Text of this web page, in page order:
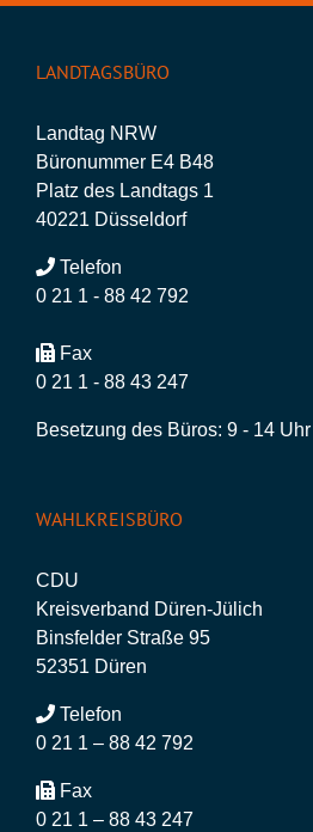
LANDTAGSBÜRO
Landtag NRW
Büronummer E4 B48
Platz des Landtags 1
40221 Düsseldorf
Telefon
0 21 1 - 88 42 792
Fax
0 21 1 - 88 43 247
Besetzung des Büros: 9 - 14 Uhr
WAHLKREISBÜRO
CDU
Kreisverband Düren-Jülich
Binsfelder Straße 95
52351 Düren
Telefon
0 21 1 – 88 42 792
Fax
0 21 1 – 88 43 247